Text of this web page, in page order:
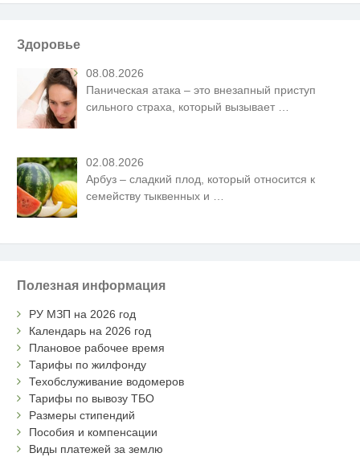
Здоровье
08.08.2026
Паническая атака – это внезапный приступ
сильного страха, который вызывает
02.08.2026
Арбуз – сладкий плод, который относится к
семейству тыквенных и
Полезная информация
РУ МЗП на 2026 год
Календарь на 2026 год
Плановое рабочее время
Тарифы по жилфонду
Техобслуживание водомеров
Тарифы по вывозу ТБО
Размеры стипендий
Пособия и компенсации
Виды платежей за землю